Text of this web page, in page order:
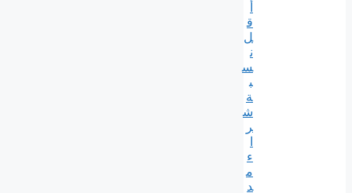
ق
ل
ن
س
ب
ة
ش
ر
ء
م
د